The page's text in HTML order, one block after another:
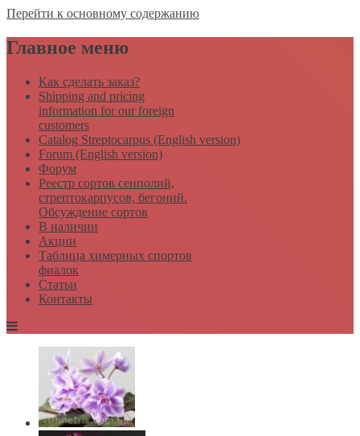
Перейти к основному содержанию
Главное меню
Как сделать заказ?
Shipping and pricing
information for our foreign
customers
Catalog Streptocarpus (English version)
Forum (English version)
Форум
Реестр сортов сенполий,
стрептокарпусов, бегоний.
Обсуждение сортов
В наличии
Акции
Таблица химерных спортов
фиалок
Статьи
Контакты